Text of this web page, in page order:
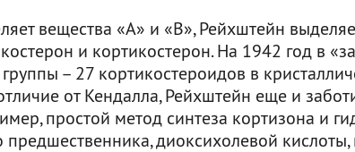
вещества «А» и «B», Рейхштейн
и кортикостерон. На 1942 год в
– 27 кортикостероидов в
от Кендалла, Рейхштейн еще и
простой метод синтеза кортизона и
предшественника, диоксихолевой